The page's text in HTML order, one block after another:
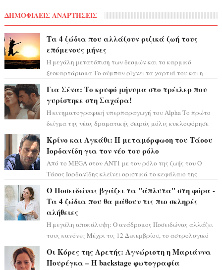
ΔΗΜΟΦΙΛΕΙΣ ΑΝΑΡΤΗΣΕΙΣ
Τα 4 ζώδια που αλλάζουν ριζικά ζωή τους
επόμενους μήνες
Η μεγάλη μετατόπιση των δεσμών και το καρμικό
ξεσκαρτάρισμα Το σύμπαν ρίχνει τα χαρτιά του και η
Για Σένα: Το κρυφό μήνυμα στο τρέιλερ που
γυρίστηκε στη Σαχάρα!
Η κινηματογραφική υπερπαραγωγή του Alpha Το πρώτο
δείγμα της νέας δραματικής σειράς μόλις κυκλοφόρησε
Κρίνο και Αγκάθι: Η μεταμόρφωση του Τάσου
Ιορδανίδη για τον νέο του ρόλο
Από το MEGA στον ΑΝΤ1 με τον ρόλο της ζωής του Ο
Τάσος Ιορδανίδης κλείνει οριστικά το κεφάλαιο της
Ο Ποσειδώνας βγάζει τα "άπλυτα" στη φόρα -
Τα 4 ζώδια που θα μάθουν τις πιο σκληρές
αλήθειες
Η μεγάλη αποκάλυψη: Ο ανάδρομος Ποσειδώνας αλλάζει
τους κανόνες Μέχρι τις 12 Δεκεμβρίου, το αστρολογικό
Οι Κόρες της Αρετής: Αγνώριστη η Μαριάννα
Πουρέγκα – H backstage φωτογραφία